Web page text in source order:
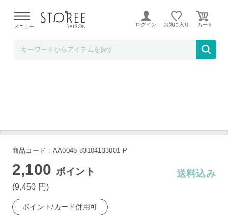
よる配送遅延が発生しております。
メニュー ログイン お気に入り
黒毛和牛肩ロースすき焼き用400g
商品コード：AA0048-83104133001-P
2,100 ポイント
(9,450 円)
送料込み
ポイント/カード併用可